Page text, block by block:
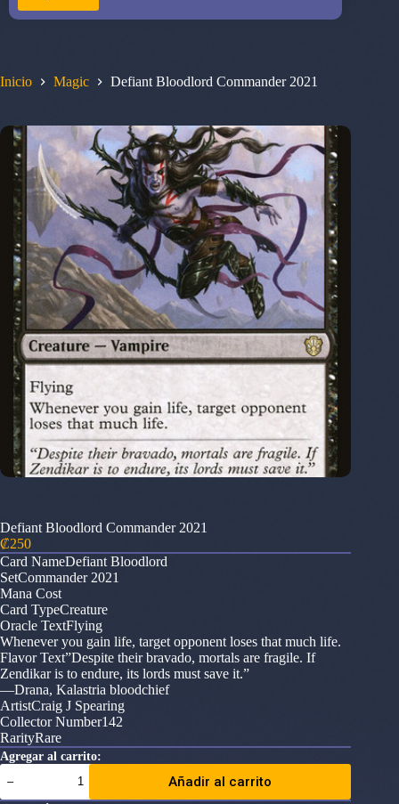
Inicio Magic Defiant Bloodlord Commander 2021
Defiant Bloodlord Commander 2021
₡250
Card NameDefiant Bloodlord
SetCommander 2021
Mana Cost
Card TypeCreature
Oracle TextFlying
Whenever you gain life, target opponent loses that much life.
Flavor Text”Despite their bravado, mortals are fragile. If
Zendikar is to endure, its lords must save it.”
—Drana, Kalastria bloodchief
ArtistCraig J Spearing
Collector Number142
RarityRare
Agregar al carrito:
Defiant
Bloodlord
Commander
Añadir al carrito